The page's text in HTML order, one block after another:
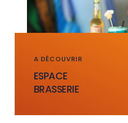
A DÉCOUVRIR
ESPACE
BRASSERIE